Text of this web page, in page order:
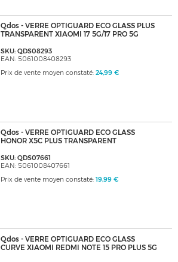
Qdos - VERRE OPTIGUARD ECO GLASS PLUS
TRANSPARENT XIAOMI 17 5G/17 PRO 5G
SKU: QDS08293
EAN: 5061008408293
Prix de vente moyen constaté: 24,99 €
Qdos - VERRE OPTIGUARD ECO GLASS
HONOR X5C PLUS TRANSPARENT
SKU: QDS07661
EAN: 5061008407661
Prix de vente moyen constaté: 19,99 €
Qdos - VERRE OPTIGUARD ECO GLASS
CURVE XIAOMI REDMI NOTE 15 PRO PLUS 5G